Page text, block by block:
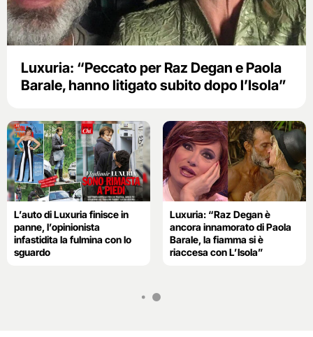
Luxuria: “Peccato per Raz Degan e Paola
Barale, hanno litigato subito dopo l’Isola”
L’auto di Luxuria finisce in
panne, l’opinionista
infastidita la fulmina con lo
sguardo
Luxuria: “Raz Degan è
ancora innamorato di Paola
Barale, la fiamma si è
riaccesa con L’Isola”